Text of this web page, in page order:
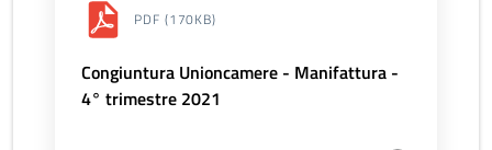
PDF (170KB)
Congiuntura Unioncamere - Manifattura -
4° trimestre 2021